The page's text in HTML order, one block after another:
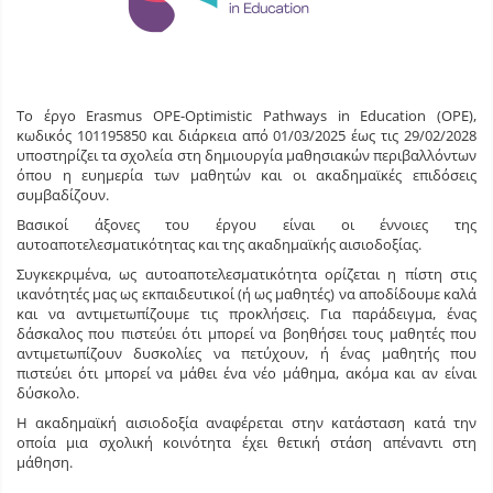
Το έργο Erasmus OPE-Optimistic Pathways in Education (OPE),
κωδικός 101195850 και διάρκεια από 01/03/2025 έως τις 29/02/2028
υποστηρίζει τα σχολεία στη δημιουργία μαθησιακών περιβαλλόντων
όπου η ευημερία των μαθητών και οι ακαδημαϊκές επιδόσεις
συμβαδίζουν.
Βασικοί άξονες του έργου είναι οι έννοιες της
αυτοαποτελεσματικότητας και της ακαδημαϊκής αισιοδοξίας.
Συγκεκριμένα, ως αυτοαποτελεσματικότητα ορίζεται η πίστη στις
ικανότητές μας ως εκπαιδευτικοί (ή ως μαθητές) να αποδίδουμε καλά
και να αντιμετωπίζουμε τις προκλήσεις. Για παράδειγμα, ένας
δάσκαλος που πιστεύει ότι μπορεί να βοηθήσει τους μαθητές που
αντιμετωπίζουν δυσκολίες να πετύχουν, ή ένας μαθητής που
πιστεύει ότι μπορεί να μάθει ένα νέο μάθημα, ακόμα και αν είναι
δύσκολο.
Η ακαδημαϊκή αισιοδοξία αναφέρεται στην κατάσταση κατά την
οποία μια σχολική κοινότητα έχει θετική στάση απέναντι στη
μάθηση.